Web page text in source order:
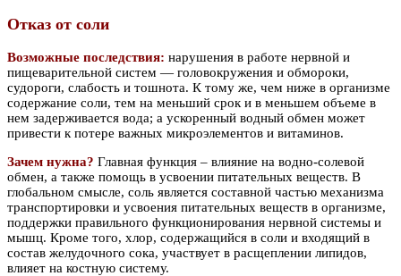
Отказ от соли
Возможные последствия: нарушения в работе нервной и
пищеварительной систем — головокружения и обмороки,
судороги, слабость и тошнота. К тому же, чем ниже в организме
содержание соли, тем на меньший срок и в меньшем объеме в
нем задерживается вода; а ускоренный водный обмен может
привести к потере важных микроэлементов и витаминов.
Зачем нужна? Главная функция – влияние на водно-солевой
обмен, а также помощь в усвоении питательных веществ. В
глобальном смысле, соль является составной частью механизма
транспортировки и усвоения питательных веществ в организме,
поддержки правильного функционирования нервной системы и
мышц. Кроме того, хлор, содержащийся в соли и входящий в
состав желудочного сока, участвует в расщеплении липидов,
влияет на костную систему.